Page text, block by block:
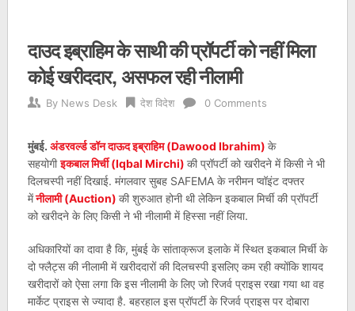
दाउद इब्राहिम के साथी की प्रॉपर्टी को नहीं मिला
कोई खरीददार, असफल रही नीलामी
By News Desk देश विदेश 0 Comments
मुंबई. अंडरवर्ल्ड डॉन दाऊद इब्राहिम (Dawood Ibrahim) के
सहयोगीइकबाल मिर्ची (Iqbal Mirchi) की प्रॉपर्टी को खरीदने में किसी ने भी
दिलचस्पी नहीं दिखाई. मंगलवार सुबह SAFEMA के नरीमन प्वॉइंट दफ्तर
मेंनीलामी (Auction) की शुरुआत होनी थी लेकिन इकबाल मिर्ची की प्रॉपर्टी
को खरीदने के लिए किसी ने भी नीलामी में हिस्सा नहीं लिया.
अधिकारियों का दावा है कि, मुंबई के सांताक्रूज इलाके में स्थित इकबाल मिर्ची के
दो फ्लैट्स की नीलामी में खरीददारों की दिलचस्पी इसलिए कम रही क्योंकि शायद
खरीदारों को ऐसा लगा कि इस नीलामी के लिए जो रिजर्व प्राइस रखा गया था वह
मार्केट प्राइस से ज्यादा है. बहरहाल इस प्रॉपर्टी के रिजर्व प्राइस पर दोबारा